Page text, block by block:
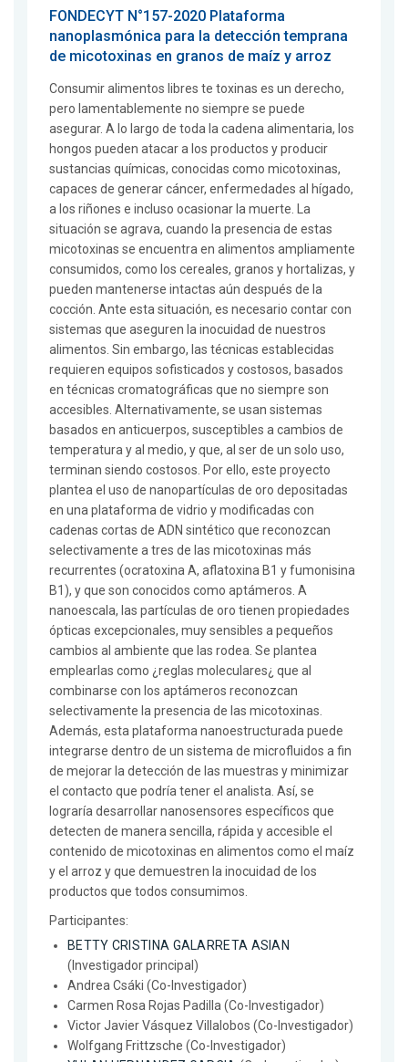
FONDECYT N°157-2020 Plataforma
nanoplasmónica para la detección temprana
de micotoxinas en granos de maíz y arroz
Consumir alimentos libres te toxinas es un derecho,
pero lamentablemente no siempre se puede
asegurar. A lo largo de toda la cadena alimentaria, los
hongos pueden atacar a los productos y producir
sustancias químicas, conocidas como micotoxinas,
capaces de generar cáncer, enfermedades al hígado,
a los riñones e incluso ocasionar la muerte. La
situación se agrava, cuando la presencia de estas
micotoxinas se encuentra en alimentos ampliamente
consumidos, como los cereales, granos y hortalizas, y
pueden mantenerse intactas aún después de la
cocción. Ante esta situación, es necesario contar con
sistemas que aseguren la inocuidad de nuestros
alimentos. Sin embargo, las técnicas establecidas
requieren equipos sofisticados y costosos, basados
en técnicas cromatográficas que no siempre son
accesibles. Alternativamente, se usan sistemas
basados en anticuerpos, susceptibles a cambios de
temperatura y al medio, y que, al ser de un solo uso,
terminan siendo costosos. Por ello, este proyecto
plantea el uso de nanopartículas de oro depositadas
en una plataforma de vidrio y modificadas con
cadenas cortas de ADN sintético que reconozcan
selectivamente a tres de las micotoxinas más
recurrentes (ocratoxina A, aflatoxina B1 y fumonisina
B1), y que son conocidos como aptámeros. A
nanoescala, las partículas de oro tienen propiedades
ópticas excepcionales, muy sensibles a pequeños
cambios al ambiente que las rodea. Se plantea
emplearlas como ¿reglas moleculares¿ que al
combinarse con los aptámeros reconozcan
selectivamente la presencia de las micotoxinas.
Además, esta plataforma nanoestructurada puede
integrarse dentro de un sistema de microfluidos a fin
de mejorar la detección de las muestras y minimizar
el contacto que podría tener el analista. Así, se
lograría desarrollar nanosensores específicos que
detecten de manera sencilla, rápida y accesible el
contenido de micotoxinas en alimentos como el maíz
y el arroz y que demuestren la inocuidad de los
productos que todos consumimos.
Participantes:
BETTY CRISTINA GALARRETA ASIAN
(Investigador principal)
Andrea Csáki (Co-Investigador)
Carmen Rosa Rojas Padilla (Co-Investigador)
Victor Javier Vásquez Villalobos (Co-Investigador)
Wolfgang Frittzsche (Co-Investigador)